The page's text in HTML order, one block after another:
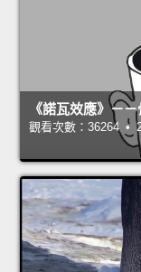
《諾瓦效應》－
觀看次數：36264 •